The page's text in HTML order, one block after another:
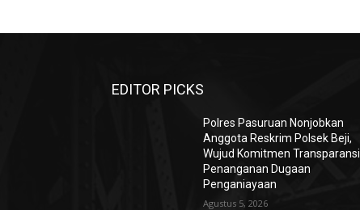
EDITOR PICKS
Polres Pasuruan Nonjobkan
Anggota Reskrim Polsek Beji,
Wujud Komitmen Transparansi
Penanganan Dugaan
Penganiayaan
Agustus 5, 2026